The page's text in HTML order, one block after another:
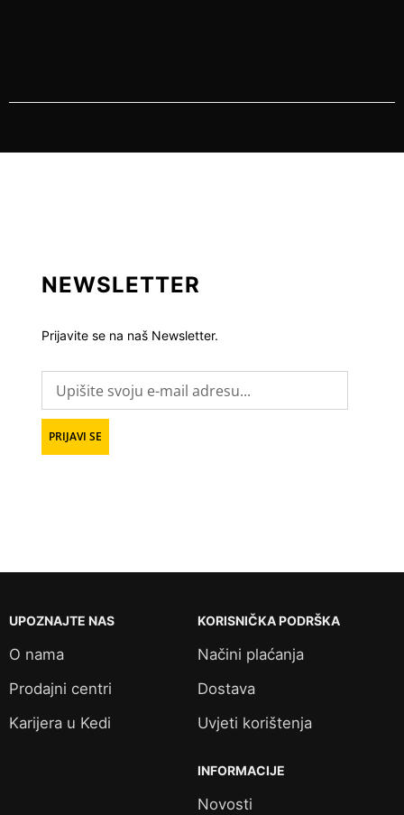
NEWSLETTER
Prijavite se na naš Newsletter.
UPOZNAJTE NAS
O nama
Prodajni centri
Karijera u Kedi
KORISNIČKA PODRŠKA
Načini plaćanja
Dostava
Uvjeti korištenja
INFORMACIJE
Novosti